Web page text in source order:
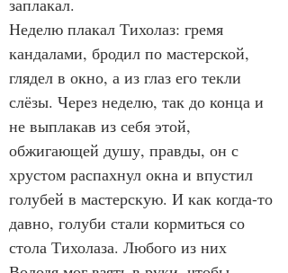
заплакал.
Неделю плакал Тихолаз: гремя
кандалами, бродил по мастерской,
глядел в окно, а из глаз его текли
слёзы. Через неделю, так до конца и
не выплакав из себя этой,
обжигающей душу, правды, он с
хрустом распахнул окна и впустил
голубей в мастерскую. И как когда-то
давно, голуби стали кормиться со
стола Тихолаза. Любого из них